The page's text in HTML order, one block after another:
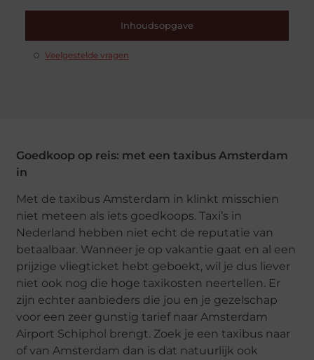
Inhoudsopgave
Veelgestelde vragen
Goedkoop op reis: met een taxibus Amsterdam
in
Met de taxibus Amsterdam in klinkt misschien
niet meteen als iets goedkoops. Taxi’s in
Nederland hebben niet echt de reputatie van
betaalbaar. Wanneer je op vakantie gaat en al een
prijzige vliegticket hebt geboekt, wil je dus liever
niet ook nog die hoge taxikosten neertellen. Er
zijn echter aanbieders die jou en je gezelschap
voor een zeer gunstig tarief naar Amsterdam
Airport Schiphol brengt. Zoek je een taxibus naar
of van Amsterdam dan is dat natuurlijk ook